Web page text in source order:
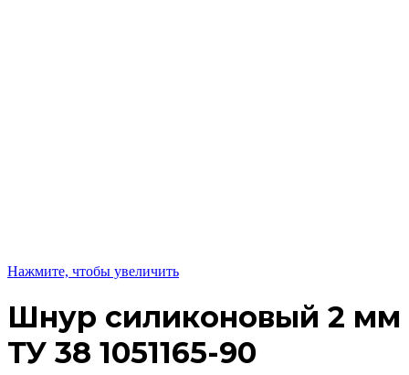
Нажмите, чтобы увеличить
Шнур силиконовый 2 мм
ТУ 38 1051165-90